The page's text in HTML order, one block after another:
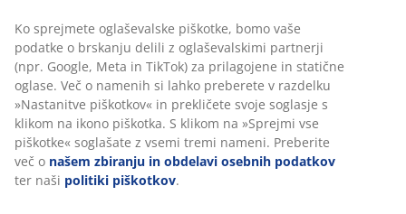
Barve v vaši jedilnici in kuhinji
Jedilnica ali kuhinja sta idealna prostora, kjer lahko
naredite veliko spremembo z novimi dekoracijami in
kuhinjskimi dodatki. Ko se pripravljate na večerjo,
verjetno poskrbite za lepprtin na mizo postavite
prtičke,svečein lepovazos cvetjem. Izberite pastelno
paleto, ki odseva čudovito poletno svetlobo.
Ko sprejmete oglaševalske piškotke, bomo vaše
podatke o brskanju delili z oglaševalskimi partnerji
(npr. Google, Meta in TikTok) za prilagojene in statične
oglase. Več o namenih si lahko preberete v razdelku
»Nastanitve piškotkov« in prekličete svoje soglasje s
klikom na ikono piškotka. S klikom na »Sprejmi vse
piškotke« soglašate z vsemi tremi nameni. Preberite
več o našem zbiranju in obdelavi osebnih podatkov
ter naši politiki piškotkov.